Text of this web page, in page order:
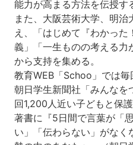
能力が高まる方法を伝授す
また、大阪芸術大学、明
え、「はじめて『わかっ
義」「一生ものの考える力
から支持を集める。
教育WEB「Schoo」では毎
朝日学生新聞社「みんなを
回1,200人近い子どもと保
著書に『5日間で言葉が「
い」「伝わらない」がなく